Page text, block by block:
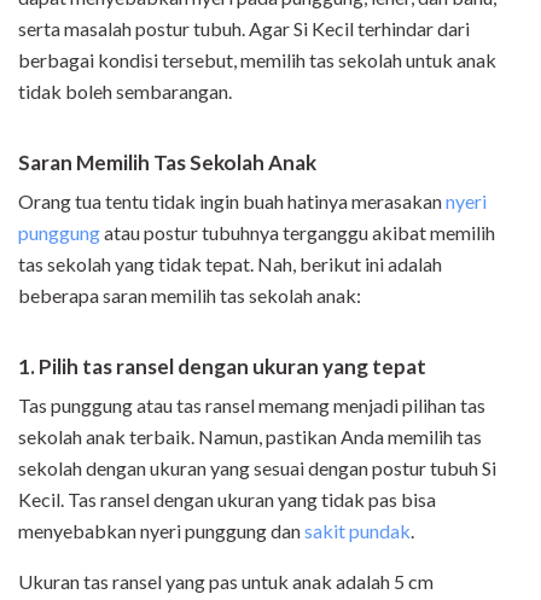
serta masalah postur tubuh. Agar Si Kecil terhindar dari
berbagai kondisi tersebut, memilih tas sekolah untuk anak
tidak boleh sembarangan.
Saran Memilih Tas Sekolah Anak
Orang tua tentu tidak ingin buah hatinya merasakannyeri
punggungatau postur tubuhnya terganggu akibat memilih
tas sekolah yang tidak tepat. Nah, berikut ini adalah
beberapa saran memilih tas sekolah anak:
1. Pilih tas ransel dengan ukuran yang tepat
Tas punggung atau tas ransel memang menjadi pilihan tas
sekolah anak terbaik. Namun, pastikan Anda memilih tas
sekolah dengan ukuran yang sesuai dengan postur tubuh Si
Kecil. Tas ransel dengan ukuran yang tidak pas bisa
menyebabkan nyeri punggung dansakit pundak.
Ukuran tas ransel yang pas untuk anak adalah 5 cm